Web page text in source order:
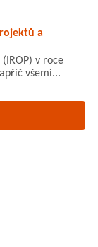
a
v roce
všemi...